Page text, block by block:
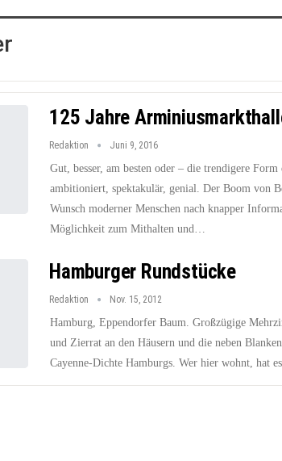
125 Jahre
Redaktion Juni 9, 2016
Gut, besser, am besten oder – die trendigere
ambitioniert, spektakulär, genial. Der Boom von
Wunsch moderner Menschen nach knapper
Möglichkeit zum Mithalten und…
Hamburger Rundstücke
Redaktion Nov. 15, 2012
Hamburg, Eppendorfer Baum. Großzügige
und Zierrat an den Häusern und die neben
Cayenne-Dichte Hamburgs. Wer hier wohnt, hat